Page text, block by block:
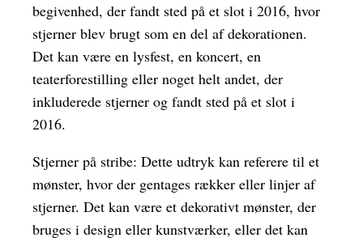
begivenhed, der fandt sted på et slot i 2016, hvor
stjerner blev brugt som en del af dekorationen.
Det kan være en lysfest, en koncert, en
teaterforestilling eller noget helt andet, der
inkluderede stjerner og fandt sted på et slot i
2016.
Stjerner på stribe: Dette udtryk kan referere til et
mønster, hvor der gentages rækker eller linjer af
stjerner. Det kan være et dekorativt mønster, der
bruges i design eller kunstværker, eller det kan